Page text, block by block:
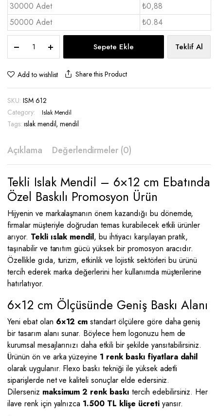
30000 Adet
₺0,88
50000 Adet
₺0.84
ıslak
mendil
6X12
renk
-
ISM
612
Sepete Ekle Teklif Al
Add to wishlist Share this Product
SKU: ISM 612
Category:
Islak Mendil
Tags: ıslak mendil,mendil
Açıklama Değerlendirmeler (0)
Tekli Islak Mendil – 6×12 cm Ebatında
Özel Baskılı Promosyon Ürün
Hijyenin ve markalaşmanın önem kazandığı bu dönemde,
firmalar müşteriyle doğrudan temas kurabilecek etkili ürünler
arıyor. Tekli ıslak mendil, bu ihtiyacı karşılayan pratik,
taşınabilir ve tanıtım gücü yüksek bir promosyon aracıdır.
Özellikle gıda, turizm, etkinlik ve lojistik sektörleri bu ürünü
tercih ederek marka değerlerini her kullanımda müşterilerine
hatırlatıyor.
6×12 cm Ölçüsünde Geniş Baskı Alanı
Yeni ebat olan 6×12 cm standart ölçülere göre daha geniş
bir tasarım alanı sunar. Böylece hem logonuzu hem de
kurumsal mesajlarınızı daha etkili bir şekilde yansıtabilirsiniz.
Ürünün ön ve arka yüzeyine 1 renk baskı fiyatlara dahil
olarak uygulanır. Flexo baskı tekniği ile yüksek adetli
siparişlerde net ve kaliteli sonuçlar elde edersiniz.
Dilerseniz maksimum 2 renk baskı tercih edebilirsiniz. Her
ilave renk için yalnızca 1.500 TL klişe ücretiyansır.